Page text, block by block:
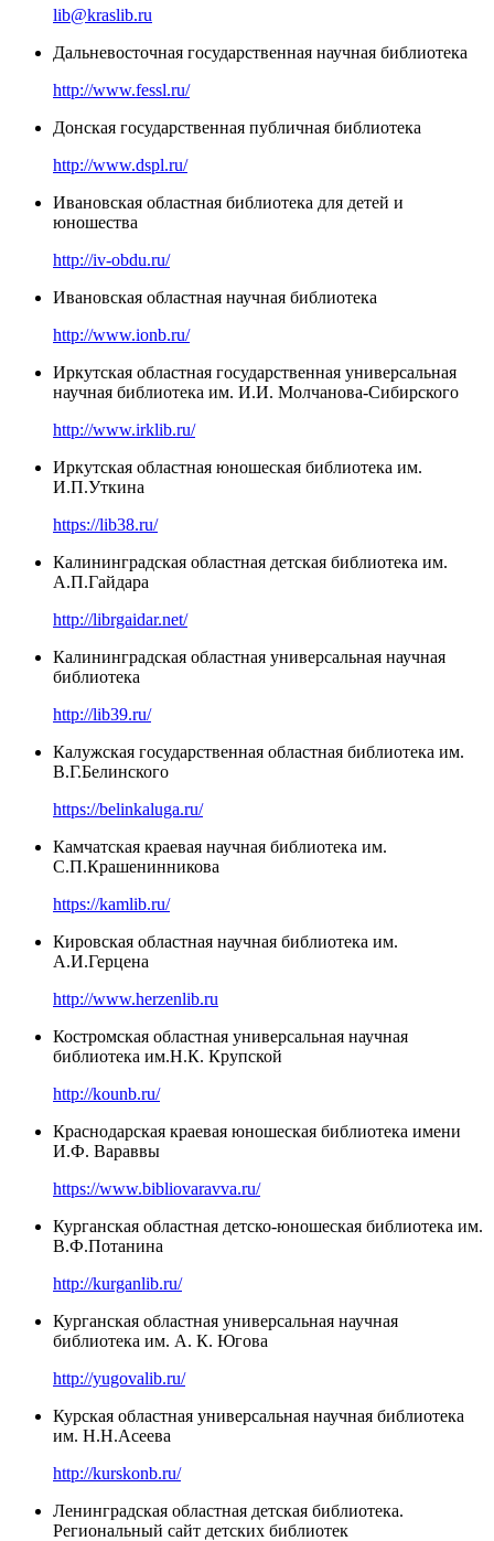
lib@kraslib.ru
Дальневосточная государственная научная библиотека
http://www.fessl.ru/
Донская государственная публичная библиотека
http://www.dspl.ru/
Ивановская областная библиотека для детей и
юношества
http://iv-obdu.ru/
Ивановская областная научная библиотека
http://www.ionb.ru/
Иркутская областная государственная универсальная
научная библиотека им. И.И. Молчанова-Сибирского
http://www.irklib.ru/
Иркутская областная юношеская библиотека им.
И.П.Уткина
https://lib38.ru/
Калининградская областная детская библиотека им.
А.П.Гайдара
http://librgaidar.net/
Калининградская областная универсальная научная
библиотека
http://lib39.ru/
Калужская государственная областная библиотека им.
В.Г.Белинского
https://belinkaluga.ru/
Камчатская краевая научная библиотека им.
С.П.Крашенинникова
https://kamlib.ru/
Кировская областная научная библиотека им.
А.И.Герцена
http://www.herzenlib.ru
Костромская областная универсальная научная
библиотека им.Н.К. Крупской
http://kounb.ru/
Краснодарская краевая юношеская библиотека имени
И.Ф. Вараввы
https://www.bibliovaravva.ru/
Курганская областная детско-юношеская библиотека им.
В.Ф.Потанина
http://kurganlib.ru/
Курганская областная универсальная научная
библиотека им. А. К. Югова
http://yugovalib.ru/
Курская областная универсальная научная библиотека
им. Н.Н.Асеева
http://kurskonb.ru/
Ленинградская областная детская библиотека.
Региональный сайт детских библиотек